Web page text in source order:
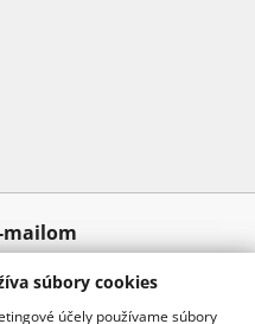
mailom
Odoslať
súbory cookies
účely používame súbory